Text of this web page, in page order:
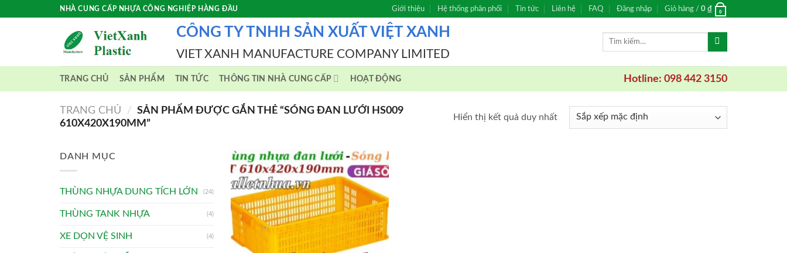
NHÀ CUNG CẤP NHỰA CÔNG NGHIỆP HÀNG ĐẦU Giới thiệu Hệ thống phân phối Tin tức Liên hệ FAQ Đăng nhập Giỏ hàng / 0 ₫ 0
CÔNG TY TNHH SẢN XUẤT VIỆT XANH
VIET XANH MANUFACTURE COMPANY LIMITED
Tìm
TRANG CHỦ SẢN PHẨM TIN TỨC THÔNG TIN NHÀ CUNG CẤP HOẠT ĐỘNG Hotline: 098 442 3150
TRANG CHỦ / SẢN PHẨM ĐƯỢC GẮN THẺ “SÓNG ĐAN LƯỚI HS009
610X420X190MM”
Hiển thị kết quả duy nhất
DANH MỤC
THÙNG NHỰA DUNG TÍCH LỚN (24)
THÙNG TANK NHỰA (4)
XE DỌN VỆ SINH (4)